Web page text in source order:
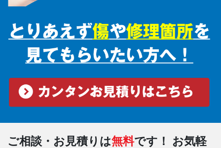
ご相談・お見積りは無料です！
お気軽